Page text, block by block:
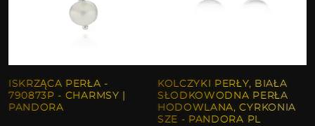
ISKRZĄCA PERŁA -
790873P - CHARMSY |
PANDORA
KOLCZYKI PERŁY, BIAŁA
SŁODKOWODNA PERŁA
HODOWLANA, CYRKONIA
SZE - PANDORA PL